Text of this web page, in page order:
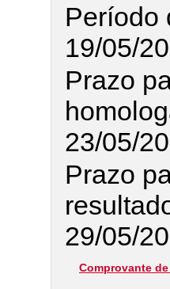
Período
19/05/
Prazo
23/05/
Prazo
29/05/
Comprovante